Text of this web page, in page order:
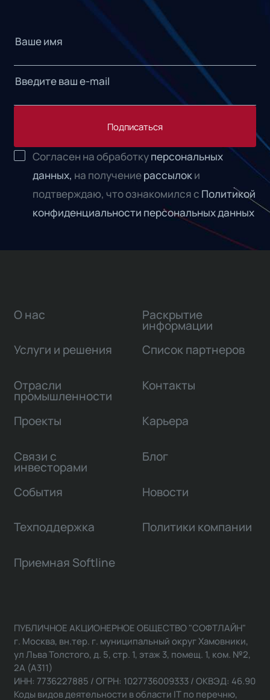
Подписаться
Согласен на обработкуперсональных
данных, на получениерассылоки
подтверждаю, что ознакомился с Политикой
конфиденциальности персональных данных
О нас
Услуги и решения
Отрасли
промышленности
Проекты
Связи с
инвесторами
Раскрытие
информации
Список партнеров
Контакты
Карьера
Блог
События Новости
Техподдержка Политики компании
Приемная Softline
ПУБЛИЧНОЕ АКЦИОНЕРНОЕ ОБЩЕСТВО "СОФТЛАЙН"
г. Москва, вн.тер. г. муниципальный округ Хамовники,
ул Льва Толстого, д. 5, стр. 1, этаж 3, помещ. 1, ком. №2,
2А (А311)
ИНН: 7736227885 / ОГРН: 1027736009333 / ОКВЭД: 46.90
Коды видов деятельности в области IT по перечню,